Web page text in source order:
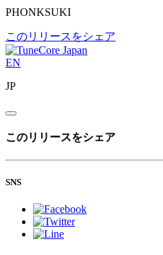
PHONKSUKI
このリリースをシェア
EN
JP
このリリースをシェア
SNS